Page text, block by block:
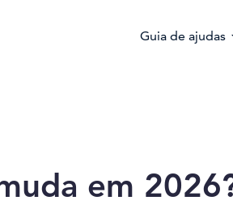
Guia de ajudas
em